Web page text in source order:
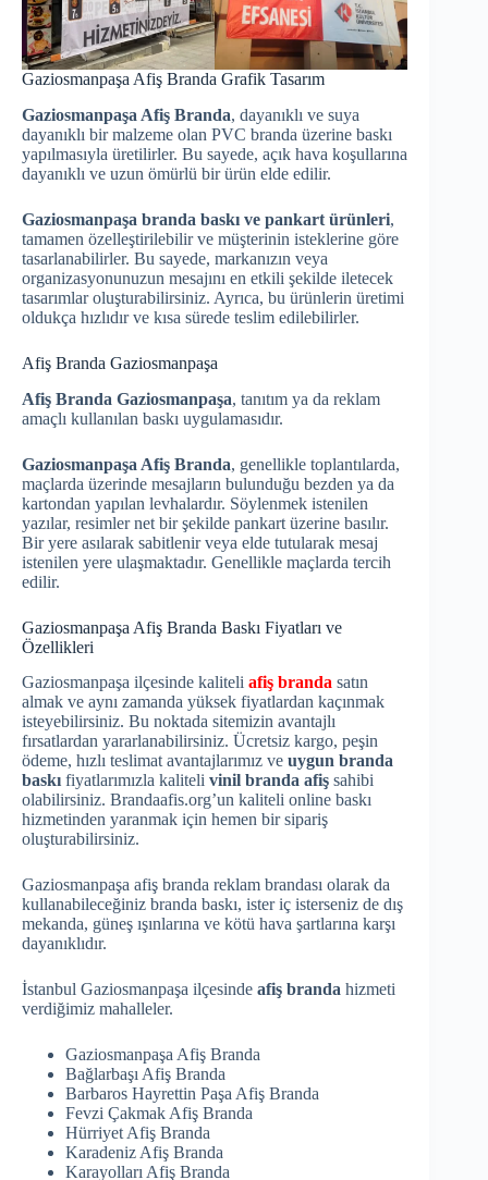
Gaziosmanpaşa Afiş Branda Grafik Tasarım
Gaziosmanpaşa Afiş Branda, dayanıklı ve suya
dayanıklı bir malzeme olan PVC branda üzerine baskı
yapılmasıyla üretilirler. Bu sayede, açık hava koşullarına
dayanıklı ve uzun ömürlü bir ürün elde edilir.
Gaziosmanpaşa branda baskı ve pankart ürünleri,
tamamen özelleştirilebilir ve müşterinin isteklerine göre
tasarlanabilirler. Bu sayede, markanızın veya
organizasyonunuzun mesajını en etkili şekilde iletecek
tasarımlar oluşturabilirsiniz. Ayrıca, bu ürünlerin üretimi
oldukça hızlıdır ve kısa sürede teslim edilebilirler.
Afiş Branda Gaziosmanpaşa
Afiş Branda Gaziosmanpaşa, tanıtım ya da reklam
amaçlı kullanılan baskı uygulamasıdır.
Gaziosmanpaşa Afiş Branda, genellikle toplantılarda,
maçlarda üzerinde mesajların bulunduğu bezden ya da
kartondan yapılan levhalardır. Söylenmek istenilen
yazılar, resimler net bir şekilde pankart üzerine basılır.
Bir yere asılarak sabitlenir veya elde tutularak mesaj
istenilen yere ulaşmaktadır. Genellikle maçlarda tercih
edilir.
Gaziosmanpaşa Afiş Branda Baskı Fiyatları ve
Özellikleri
Gaziosmanpaşa ilçesinde kaliteli afiş branda satın
almak ve aynı zamanda yüksek fiyatlardan kaçınmak
isteyebilirsiniz. Bu noktada sitemizin avantajlı
fırsatlardan yararlanabilirsiniz. Ücretsiz kargo, peşin
ödeme, hızlı teslimat avantajlarımız ve uygun branda
baskı fiyatlarımızla kaliteli vinil branda afiş sahibi
olabilirsiniz. Brandaafis.org’un kaliteli online baskı
hizmetinden yaranmak için hemen bir sipariş
oluşturabilirsiniz.
Gaziosmanpaşa afiş branda reklam brandası olarak da
kullanabileceğiniz branda baskı, ister iç isterseniz de dış
mekanda, güneş ışınlarına ve kötü hava şartlarına karşı
dayanıklıdır.
İstanbul Gaziosmanpaşa ilçesinde afiş branda hizmeti
verdiğimiz mahalleler.
Gaziosmanpaşa Afiş Branda
Bağlarbaşı Afiş Branda
Barbaros Hayrettin Paşa Afiş Branda
Fevzi Çakmak Afiş Branda
Hürriyet Afiş Branda
Karadeniz Afiş Branda
Karayolları Afiş Branda